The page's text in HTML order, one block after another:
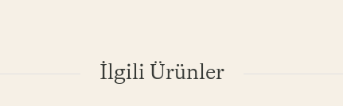
İlgili Ürünler